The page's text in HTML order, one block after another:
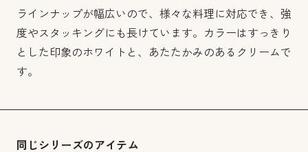
ラインナップが幅広いので、様々な料理に対応でき、強
度やスタッキングにも長けています。カラーはすっきり
とした印象のホワイトと、あたたかみのあるクリームで
す。
同じシリーズのアイテム